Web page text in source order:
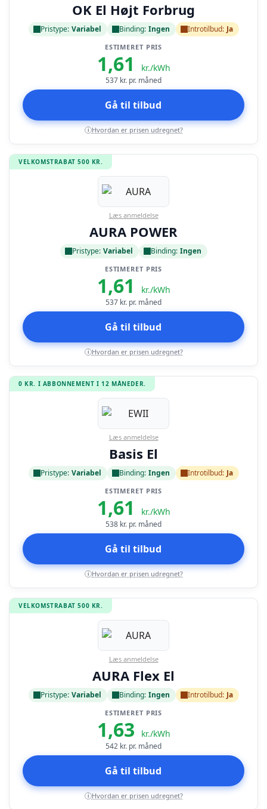
OK El Højt Forbrug
Pristype: Variabel Binding: Ingen Introtilbud: Ja
ESTIMERET PRIS
1,61 kr./kWh
537 kr. pr. måned
Gå til tilbud
i Hvordan er prisen udregnet?
VELKOMSTRABAT 500 KR.
Læs anmeldelse
AURA POWER
Pristype: Variabel Binding: Ingen
ESTIMERET PRIS
1,61 kr./kWh
537 kr. pr. måned
Gå til tilbud
i Hvordan er prisen udregnet?
0 KR. I ABBONNEMENT I 12 MÅNEDER.
Læs anmeldelse
Basis El
Pristype: Variabel Binding: Ingen Introtilbud: Ja
ESTIMERET PRIS
1,61 kr./kWh
538 kr. pr. måned
Gå til tilbud
i Hvordan er prisen udregnet?
VELKOMSTRABAT 500 KR.
Læs anmeldelse
AURA Flex El
Pristype: Variabel Binding: Ingen Introtilbud: Ja
ESTIMERET PRIS
1,63 kr./kWh
542 kr. pr. måned
Gå til tilbud
i Hvordan er prisen udregnet?